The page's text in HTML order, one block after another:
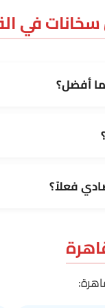
سخانات في